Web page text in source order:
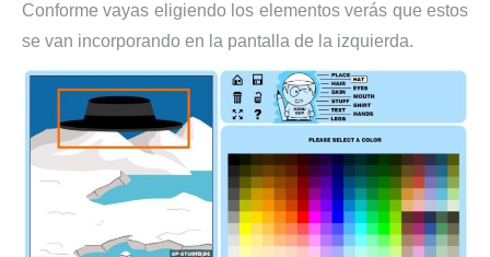
Conforme vayas eligiendo los elementos verás que estos
se van incorporando en la pantalla de la izquierda.